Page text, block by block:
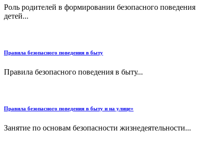
Роль родителей в формировании безопасного поведения
детей...
Правила безопасного поведения в быту
Правила безопасного поведения в быту...
Правила безопасного поведения в быту и на улице»
Занятие по основам безопасности жизнедеятельности...